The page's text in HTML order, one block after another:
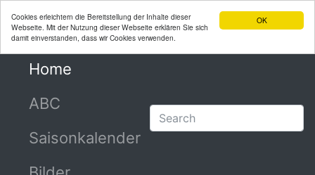
OK
Cookies erleichtern die Bereitstellung der Inhalte dieser
Webseite. Mit der Nutzung dieser Webseite erklären Sie sich
damit einverstanden, dass wir Cookies verwenden.
Home
ABC
Saisonkalender